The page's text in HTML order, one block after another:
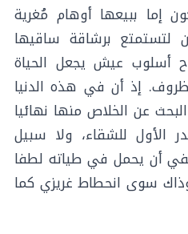
إما ببيعها أوهام مُغرية
لتستمتع برشاقة ساقيها
أسلوب عيش يجعل الحياة
إذ أن في هذه الدنيا
عن الخلاص منها نهائيا
للشقاء، ولا سبيل
أن يحمل في طياته لطفا
سوى انحطاط غريزي كما